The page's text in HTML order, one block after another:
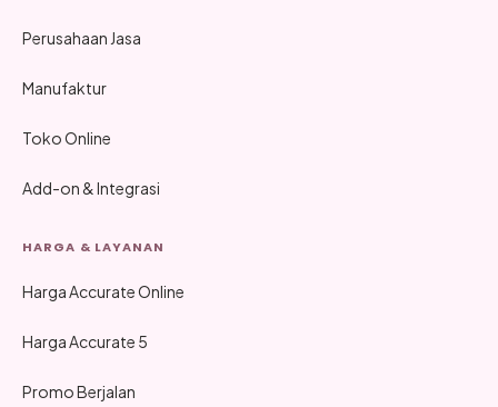
Perusahaan Jasa
Manufaktur
Toko Online
Add-on & Integrasi
HARGA & LAYANAN
Harga Accurate Online
Harga Accurate 5
Promo Berjalan